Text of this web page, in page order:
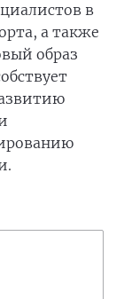
в
а также
образ